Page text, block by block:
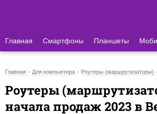
Главная Смартфоны Планшеты
Главная Для компьютера Роутеры (маршрутизаторы)
Роутеры
начала продаж 2023 в